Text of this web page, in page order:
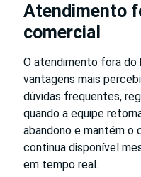
Atendimento
comercial
O atendimento fora do
vantagens mais
dúvidas frequentes,
quando a equipe
abandono e mantém o
continua disponível
em tempo real.